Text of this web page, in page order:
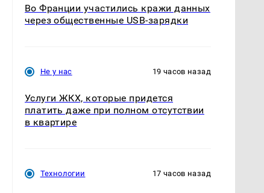
Во Франции участились кражи данных
через общественные USB-зарядки
Не у нас 19 часов назад
Услуги ЖКХ, которые придется
платить даже при полном отсутствии
в квартире
Технологии 17 часов назад